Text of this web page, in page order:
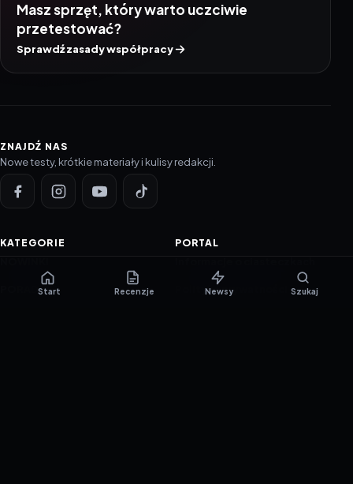
Masz sprzęt, który warto uczciwie
przetestować?
Sprawdź zasady współpracy
ZNAJDŹ NAS
Nowe testy, krótkie materiały i kulisy redakcji.
KATEGORIE
PORADNIKI
PORTAL
Polityka prywatności
Start Recenzje Newsy Szukaj